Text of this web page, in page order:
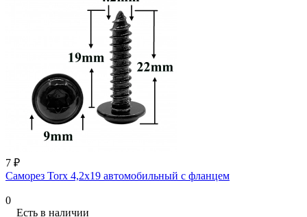
7 ₽
Саморез Torx 4,2х19 автомобильный с фланцем
0
Есть в наличии